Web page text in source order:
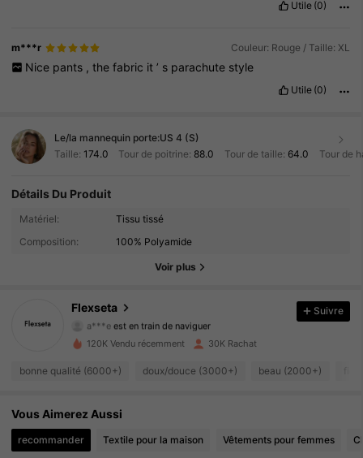
Utile (0)
m***r Couleur: Rouge / Taille: XL
Nice pants , the fabric it ’ s parachute style
Utile (0)
Le/la mannequin porte:US 4 (S)
Taille: 174.0 Tour de poitrine: 88.0 Tour de taille: 64.0 Tour de
Détails Du Produit
Matériel:
Tissu tissé
Composition:
100% Polyamide
Voir plus
Flexseta
40K Suiveurs
a***e
est en train de naviguer
40K Suiveurs
4.89 40K Suiveurs
4.89 40K Suiveurs
4.89 40K Suiveurs
Suivre
120K Vendu récemment 30K Rachat
bonne qualité (6000+) doux/douce (3000+) beau (2000+)
Vous Aimerez Aussi
recommander Textile pour la maison Vêtements pour femmes